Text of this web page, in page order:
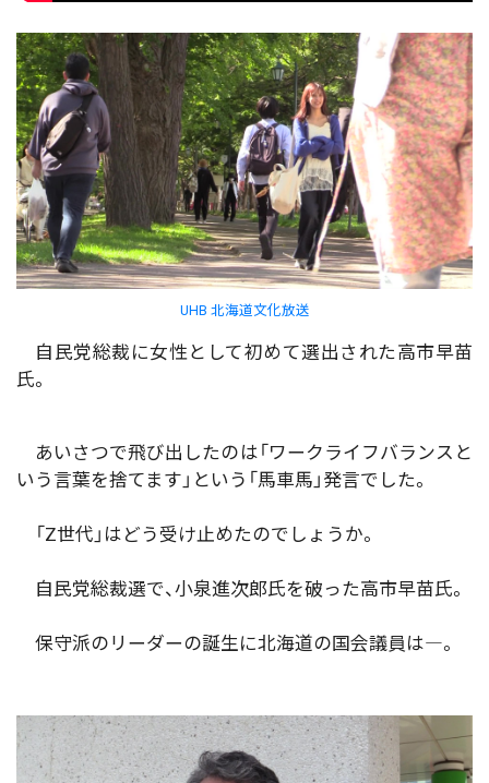
UHB 北海道文化放送
自民党総裁に女性として初めて選出された高市早苗
氏。
あいさつで飛び出したのは「ワークライフバランスと
いう言葉を捨てます」という「馬車馬」発言でした。
「Z世代」はどう受け止めたのでしょうか。
自民党総裁選で、小泉進次郎氏を破った高市早苗氏。
保守派のリーダーの誕生に北海道の国会議員は―。